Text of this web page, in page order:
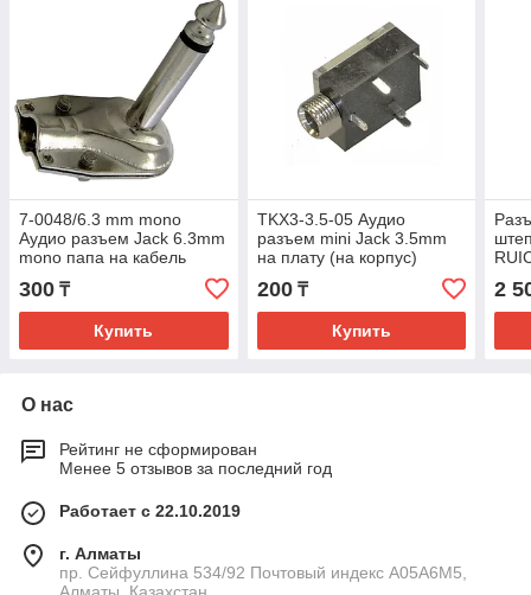
7-0048/6.3 mm mono
Аудио разъем Jack 6.3mm
mono папа на кабель
300 ₸
Купить
TKX3-3.5-05 Аудио
разъем mini Jack 3.5mm
на плату (на корпус)
200₸
Купить
2
О нас
Рейтинг не сформирован
Менее 5 отзывов за последний год
Работает с 22.10.2019
г. Алматы
пр. Сейфуллина 534/92 Почтовый индекс A05A6M5,